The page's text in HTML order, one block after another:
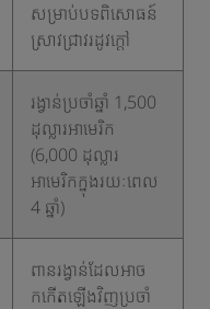
សម្រាប់បទពិសោធន៍
ស្រាវជ្រាវរដូវក្តៅ
​រង្វាន់ប្រចាំឆ្នាំ 1,500
ដុល្លារអាមេរិក
(6,000 ដុល្លារ
អាមេរិកក្នុងរយៈពេល
4 ឆ្នាំ)
ពានរង្វាន់ដែលអាច
កកើតឡើងវិញប្រចាំ